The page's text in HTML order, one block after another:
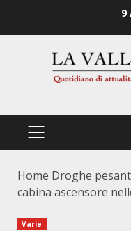
9
PRIMÄRES
Home Droghe
cabina ascensore
Varie